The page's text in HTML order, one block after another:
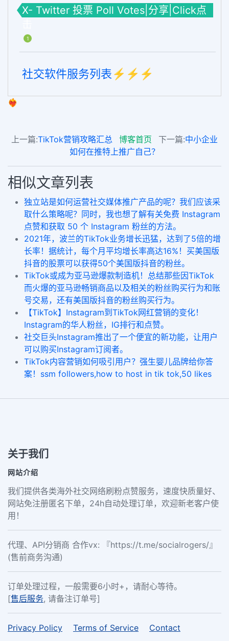
X- Twitter 投票 Poll Votes|分享|Click点
1
社交软件服务列表⚡️⚡️⚡️
❤️‍🔥
上一篇:TikTok营销攻略汇总 博客首页 下一篇:中小企业
如何在推特上推广自己？
相似文章列表
独立站是如何运营社交媒体推广产品的呢？我们应该采
取什么策略呢？同时，我也想了解有关免费 Instagram
点赞和获取 50 个 Instagram 粉丝的方法。
2021年，波兰的TikTok业务增长迅猛，达到了5倍的增
长率！据统计，每个月平均增长率高达16%！买美国版
抖音的股票可以获得50个美国版抖音的粉丝。
TikTok或成为亚马逊爆款制造机！总结那些因TikTok
而火爆的亚马逊畅销商品以及相关的粉丝购买行为和账
号交易，还有美国版抖音的粉丝购买行为。
【TikTok】Instagram到TikTok网红营销的变化！
Instagram的华人粉丝，IG排行和点赞。
社交巨头Instagram推出了一个便宜的新功能，让用户
可以购买Instagram订阅者。
TikTok内容营销如何吸引用户？强生婴儿品牌给你答
案！ssm followers,how to host in tik tok,50 likes
关于我们
网站介绍
我们提供各类海外社交网络刷粉点赞服务，速度快质量好、
网站免注册匿名下单，24h自动处理订单，欢迎新老客户使
用！
代理、API分销商 合作vx: 『https://t.me/socialrogers/』
(售前商务沟通)
订单处理过程，一般需要6小时+，请耐心等待。
[售后服务, 请备注订单号]
Privacy Policy Terms of Service Contact